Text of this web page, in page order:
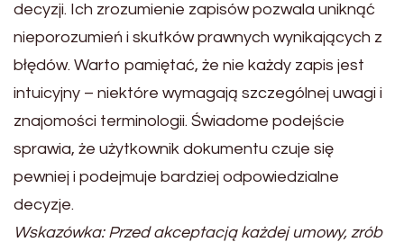
decyzji. Ich zrozumienie zapisów pozwala uniknąć
nieporozumień i skutków prawnych wynikających z
błędów. Warto pamiętać, że nie każdy zapis jest
intuicyjny – niektóre wymagają szczególnej uwagi i
znajomości terminologii. Świadome podejście
sprawia, że użytkownik dokumentu czuje się
pewniej i podejmuje bardziej odpowiedzialne
decyzje.
Wskazówka: Przed akceptacją każdej umowy, zrób